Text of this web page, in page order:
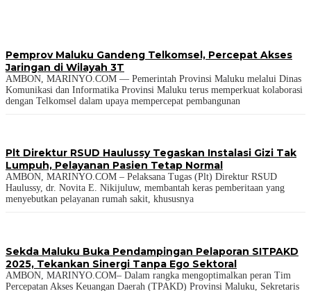
Pemprov Maluku Gandeng Telkomsel, Percepat Akses
Jaringan di Wilayah 3T
AMBON, MARINYO.COM — Pemerintah Provinsi Maluku melalui Dinas
Komunikasi dan Informatika Provinsi Maluku terus memperkuat kolaborasi
dengan Telkomsel dalam upaya mempercepat pembangunan
Plt Direktur RSUD Haulussy Tegaskan Instalasi Gizi Tak
Lumpuh, Pelayanan Pasien Tetap Normal
AMBON, MARINYO.COM – Pelaksana Tugas (Plt) Direktur RSUD
Haulussy, dr. Novita E. Nikijuluw, membantah keras pemberitaan yang
menyebutkan pelayanan rumah sakit, khususnya
Sekda Maluku Buka Pendampingan Pelaporan SITPAKD
2025, Tekankan Sinergi Tanpa Ego Sektoral
AMBON, MARINYO.COM– Dalam rangka mengoptimalkan peran Tim
Percepatan Akses Keuangan Daerah (TPAKD) Provinsi Maluku, Sekretaris